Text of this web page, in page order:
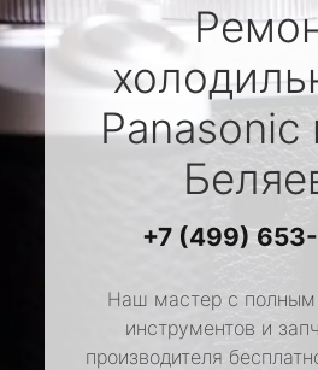
Panasonic
+7 (499)
Наш мастер с полным
инструментов и
производителя